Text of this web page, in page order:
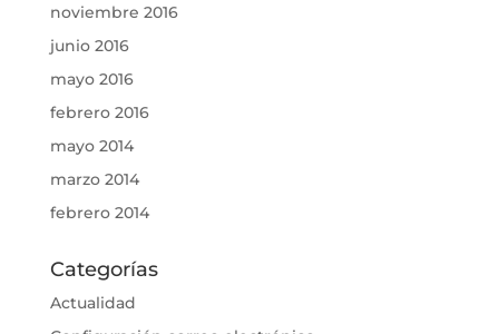
noviembre 2016
junio 2016
mayo 2016
febrero 2016
mayo 2014
marzo 2014
febrero 2014
Categorías
Actualidad